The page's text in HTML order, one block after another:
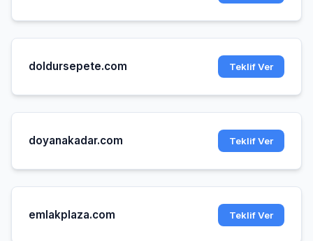
doldursepete.com Teklif Ver
doyanakadar.com Teklif Ver
emlakplaza.com Teklif Ver